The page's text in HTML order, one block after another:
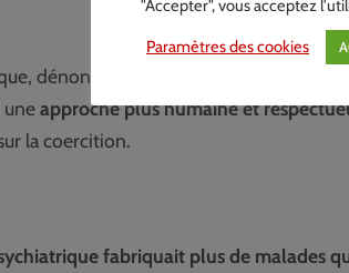
dénonce la
uneapproche plus humaine et
la coercition.
fabriquait plus de malades
"Accepter", vous acceptez
Paramètres des cookies